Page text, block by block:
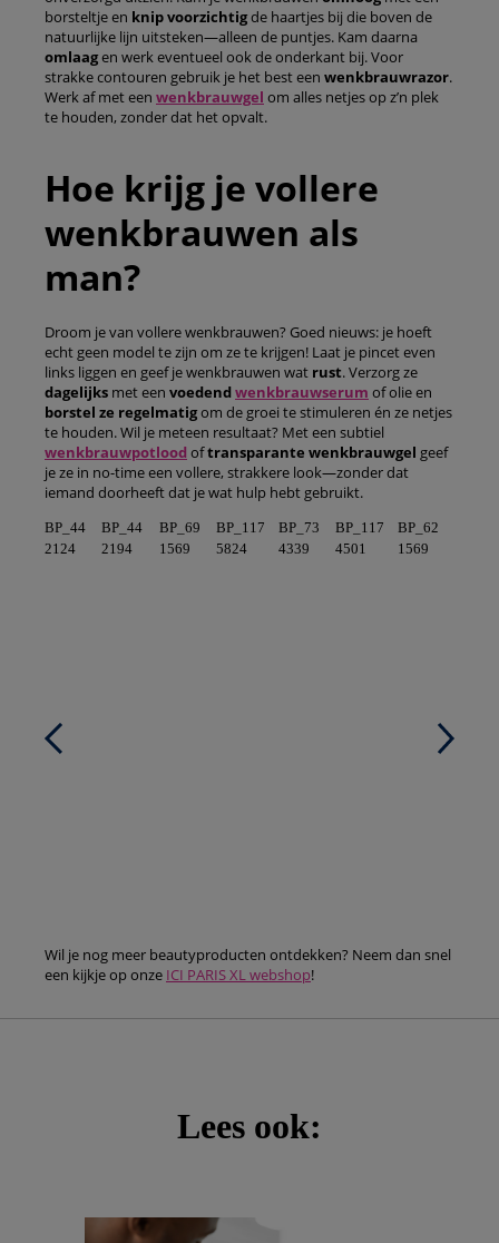
borsteltje en knip voorzichtigde haartjes bij die boven de
natuurlijke lijn uitsteken—alleen de puntjes. Kam daarna
omlaagen werk eventueel ook de onderkant bij. Voor
strakke contouren gebruik je het best een wenkbrauwrazor.
Werk af met een wenkbrauwgel om alles netjes op z’n plek
te houden, zonder dat het opvalt.
Hoe krijg je vollere
wenkbrauwen als
man?
Droom je van vollere wenkbrauwen? Goed nieuws: je hoeft
echt geen model te zijn om ze te krijgen! Laat je pincet even
links liggen en geef je wenkbrauwen wat rust. Verzorg ze
dagelijks met een voedendwenkbrauwserum of olie en
borstel ze regelmatigom de groei te stimuleren én ze netjes
te houden. Wil je meteen resultaat? Met een subtiel
wenkbrauwpotloodoftransparante wenkbrauwgel geef
je ze in no-time een vollere, strakkere look—zonder dat
iemand doorheeft dat je wat hulp hebt gebruikt.
BP_44
2124
BP_44
2194
BP_69
1569
BP_117
5824
BP_73
4339
BP_117
4501
BP_62
1569
Wil je nog meer beautyproducten ontdekken? Neem dan snel
een kijkje op onze ICI PARIS XL webshop!
Lees ook: